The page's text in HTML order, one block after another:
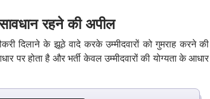
रहने की अपील
दिलाने के झूठे वादे करके उम्मीदवारों को गुमराह करने की
होता है और भर्ती केवल उम्मीदवारों की योग्यता के आधार